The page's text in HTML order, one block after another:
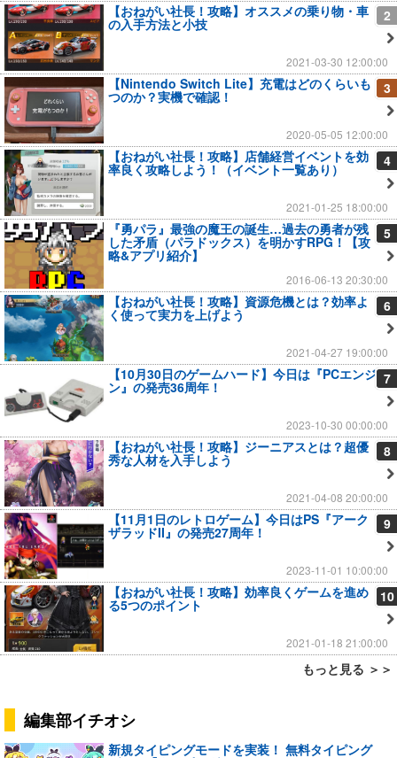
2
【おねがい社長！攻略】オススメの乗り物・車
の入手方法と小技
2021-03-30 12:00:00
3
【Nintendo Switch Lite】充電はどのくらいも
つのか？実機で確認！
2020-05-05 12:00:00
4
【おねがい社長！攻略】店舗経営イベントを効
率良く攻略しよう！（イベント一覧あり）
2021-01-25 18:00:00
5
『勇パラ』最強の魔王の誕生…過去の勇者が残
した矛盾（パラドックス）を明かすRPG！【攻
略&アプリ紹介】
2016-06-13 20:30:00
6
【おねがい社長！攻略】資源危機とは？効率よ
く使って実力を上げよう
2021-04-27 19:00:00
7
【10月30日のゲームハード】今日は『PCエンジ
ン』の発売36周年！
2023-10-30 00:00:00
8
【おねがい社長！攻略】ジーニアスとは？超優
秀な人材を入手しよう
2021-04-08 20:00:00
9
【11月1日のレトロゲーム】今日はPS『アーク
ザラッドII』の発売27周年！
2023-11-01 10:00:00
10
【おねがい社長！攻略】効率良くゲームを進め
る5つのポイント
2021-01-18 21:00:00
もっと見る ＞＞
編集部イチオシ
新規タイピングモードを実装！ 無料タイピング